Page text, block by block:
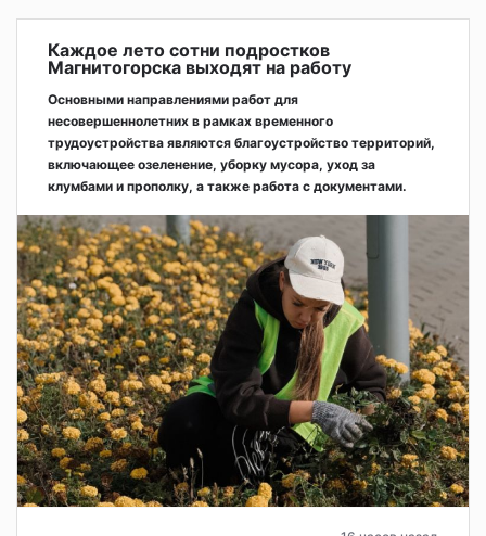
Каждое лето сотни подростков
Магнитогорска выходят на работу
Основными направлениями работ для
несовершеннолетних в рамках временного
трудоустройства являются благоустройство территорий,
включающее озеленение, уборку мусора, уход за
клумбами и прополку, а также работа с документами.